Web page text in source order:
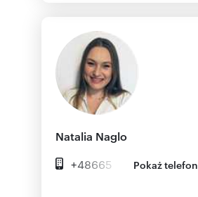
Natalia Naglo
+48665 Pokaż telefon